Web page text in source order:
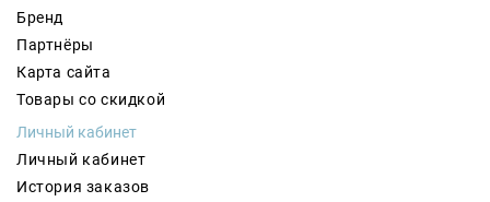
раскатывают пласты теста от 2 до 22мм;
мебель и линия раздачи – передвижные электро-
кукурузоварки, компактные рукомойники и многое
другое.
Бренд
Партнёры
Карта сайта
Товары со скидкой
Личный кабинет
Личный кабинет
История заказов